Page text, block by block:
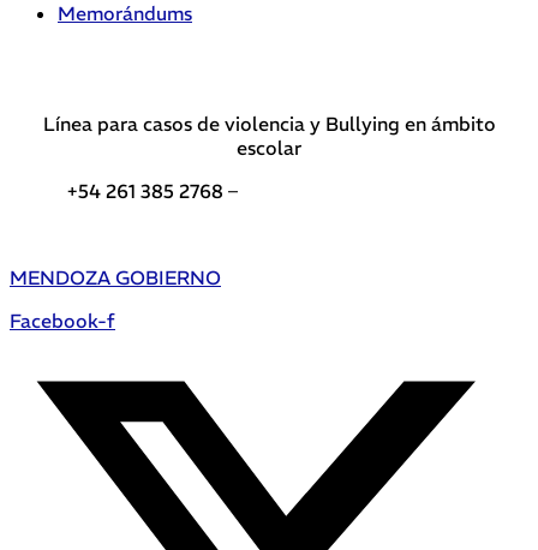
Memorándums
Línea para casos de violencia y Bullying en ámbito
escolar
+54 261 385 2768 –
MENDOZA GOBIERNO
Facebook-f